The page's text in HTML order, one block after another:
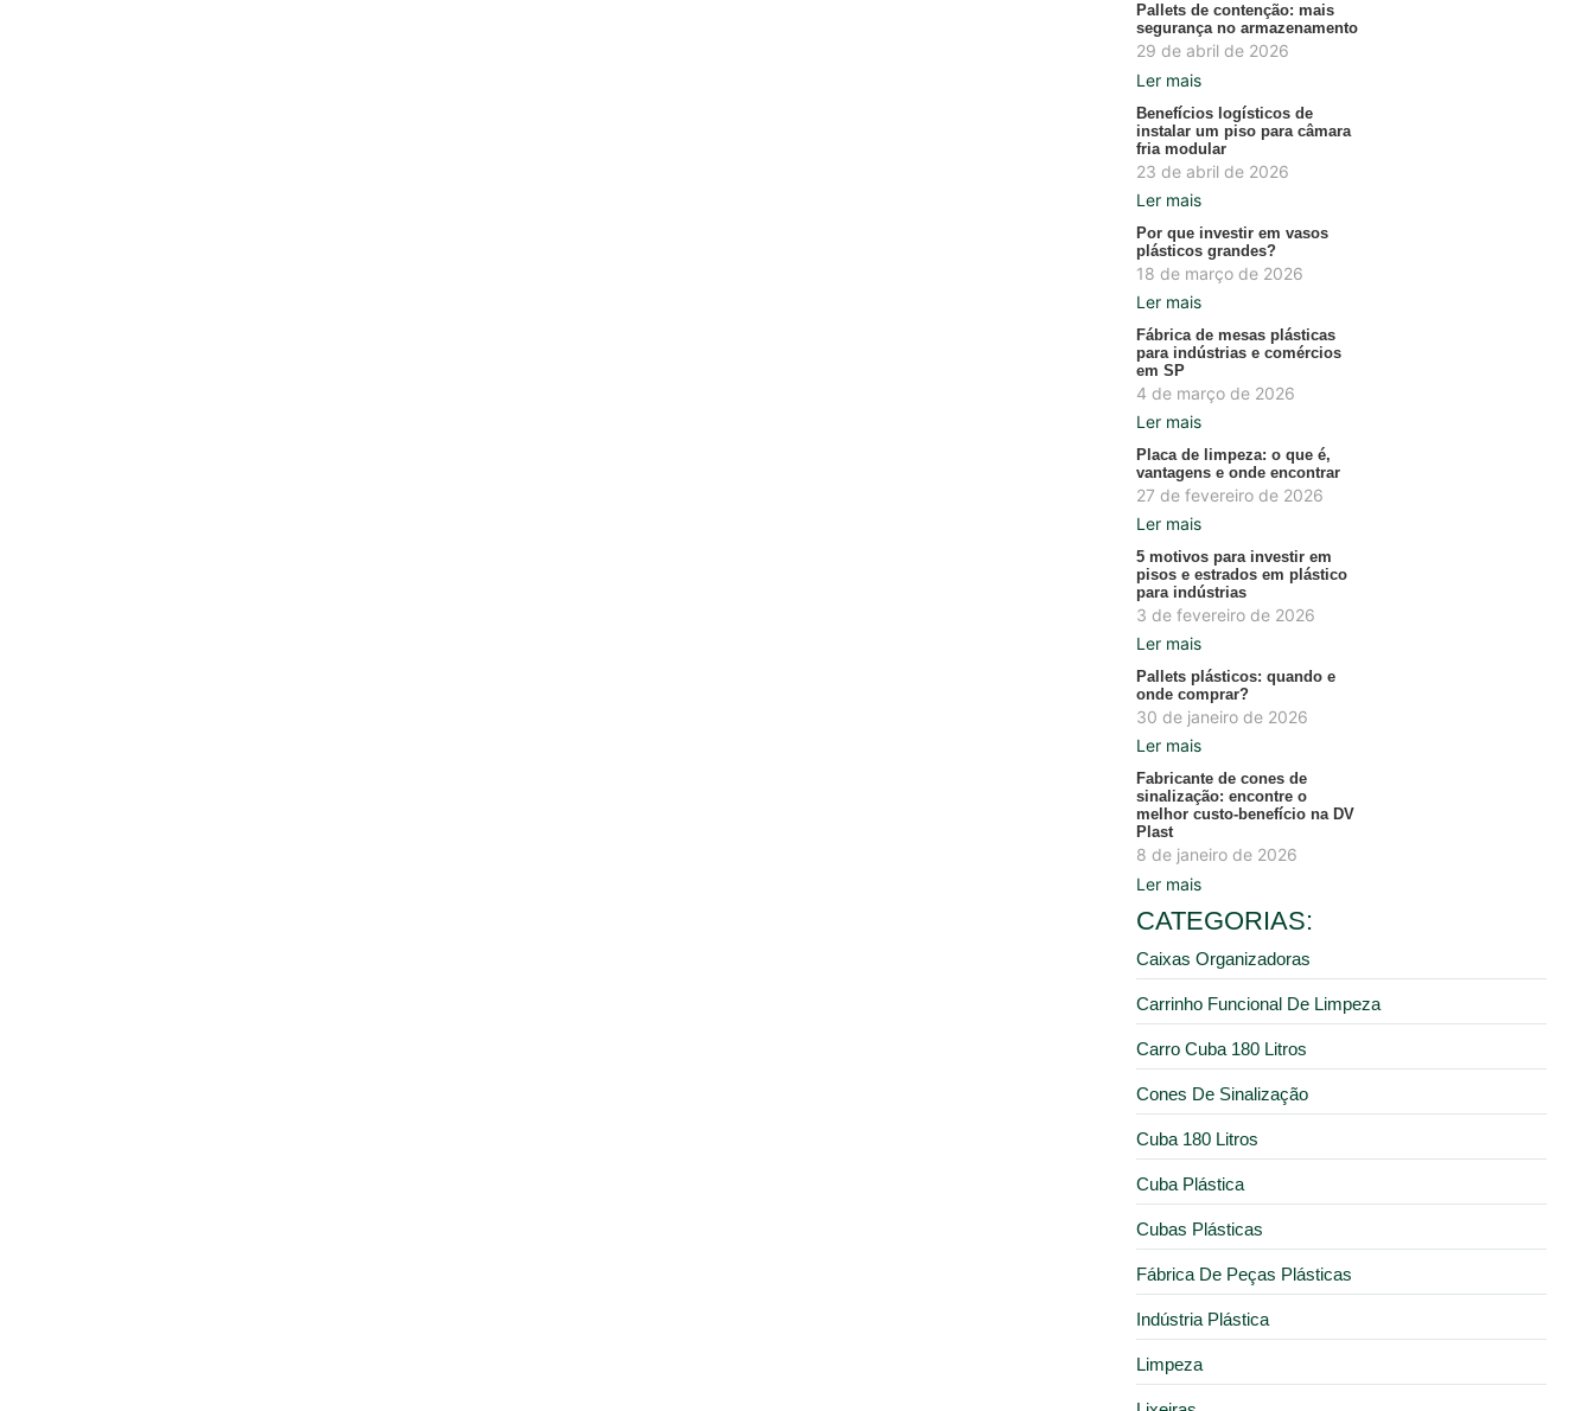
Pallets de contenção: mais
segurança no armazenamento
29 de abril de 2026
Ler mais
Benefícios logísticos de
instalar um piso para câmara
fria modular
23 de abril de 2026
Ler mais
Por que investir em vasos
plásticos grandes?
18 de março de 2026
Ler mais
Fábrica de mesas plásticas
para indústrias e comércios
em SP
4 de março de 2026
Ler mais
Placa de limpeza: o que é,
vantagens e onde encontrar
27 de fevereiro de 2026
Ler mais
5 motivos para investir em
pisos e estrados em plástico
para indústrias
3 de fevereiro de 2026
Ler mais
Pallets plásticos: quando e
onde comprar?
30 de janeiro de 2026
Ler mais
Fabricante de cones de
sinalização: encontre o
melhor custo-benefício na DV
Plast
8 de janeiro de 2026
Ler mais
CATEGORIAS:
Caixas Organizadoras
Carrinho Funcional De Limpeza
Carro Cuba 180 Litros
Cones De Sinalização
Cuba 180 Litros
Cuba Plástica
Cubas Plásticas
Fábrica De Peças Plásticas
Indústria Plástica
Limpeza